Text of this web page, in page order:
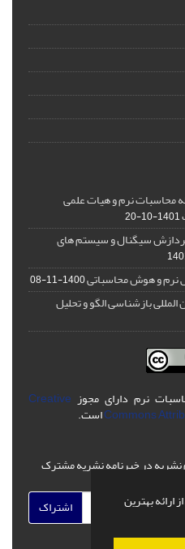
ارائه بهترین
محاسبات نرم و هیات علمی
1401-10-20
سیگنال و سیستم های
نرم و هوش محاسباتی1400-11-08
بازشناسی الگو و تحلیل
نرم دارای مجوز Creative
Commonsاست.
نشریه در خبرنامه نشریه مشترک
اشتراک